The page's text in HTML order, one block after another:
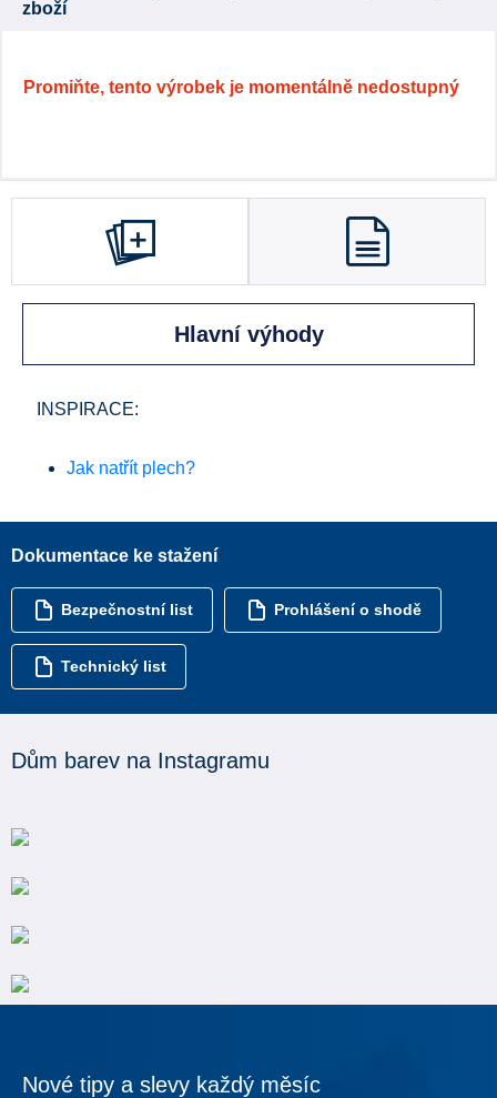
zboží
Promiňte, tento výrobek je momentálně nedostupný
Hlavní výhody
INSPIRACE:
Jak natřít plech?
Dokumentace ke stažení
Bezpečnostní list Prohlášení o shodě
Technický list
Dům barev na Instagramu
Nové tipy a slevy každý měsíc